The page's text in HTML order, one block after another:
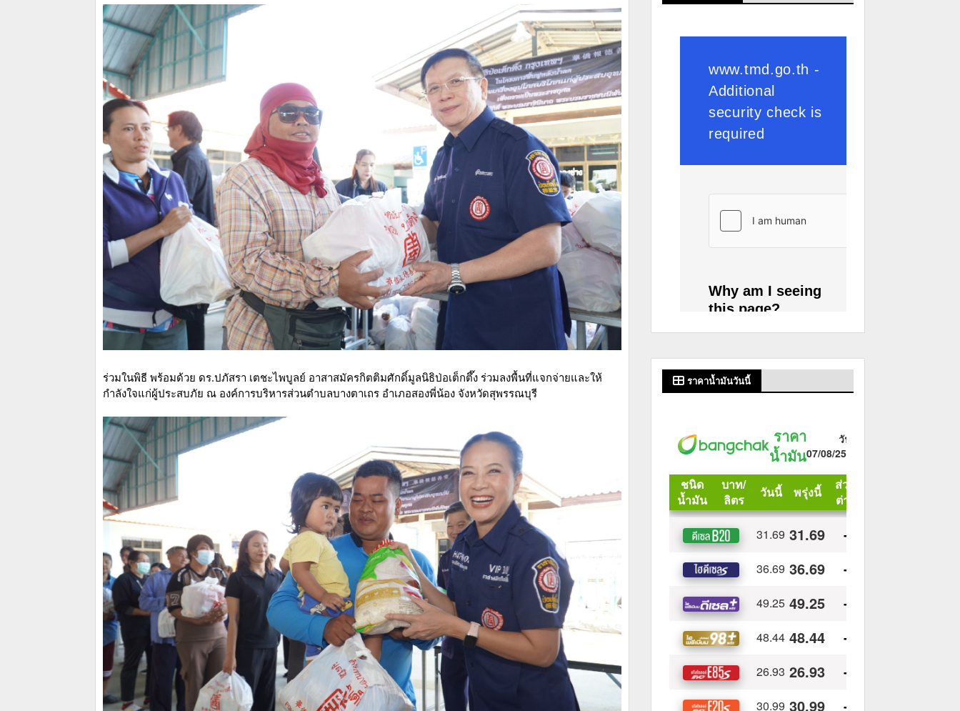
ร่วมในพิธี พร้อมด้วย ดร.ปภัสรา เตชะไพบูลย์ อาสาสมัครกิตติมศักดิ์มูลนิธิป่อเต็กตึ๊ง ร่วมลงพื้นที่แจกจ่ายและให้
กำลังใจแก่ผู้ประสบภัย ณ องค์การบริหารส่วนตำบลบางตาเถร อำเภอสองพี่น้อง จังหวัดสุพรรณบุรี
ราคาน้ำมันวันนี้